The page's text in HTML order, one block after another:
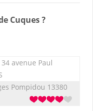
Cuques ?
avenue Paul
Pompidou 13380